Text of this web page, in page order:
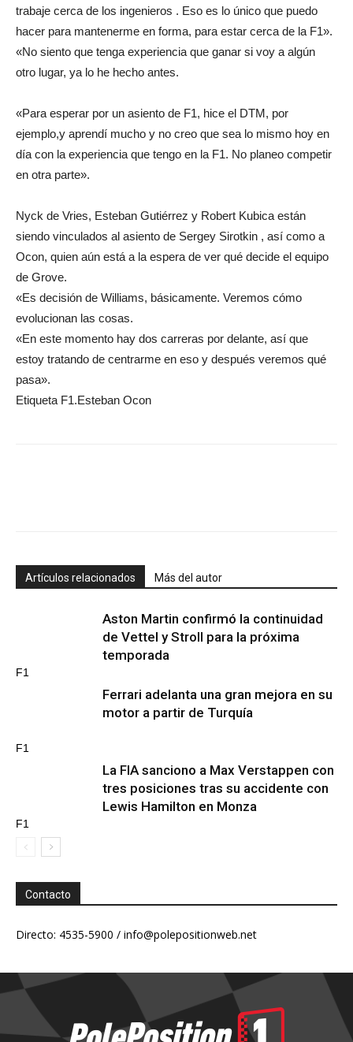
trabaje cerca de los ingenieros . Eso es lo único que puedo
hacer para mantenerme en forma, para estar cerca de la F1».
«No siento que tenga experiencia que ganar si voy a algún
otro lugar, ya lo he hecho antes.
«Para esperar por un asiento de F1, hice el DTM, por
ejemplo,y aprendí mucho y no creo que sea lo mismo hoy en
día con la experiencia que tengo en la F1. No planeo competir
en otra parte».
Nyck de Vries, Esteban Gutiérrez y Robert Kubica están
siendo vinculados al asiento de Sergey Sirotkin , así como a
Ocon, quien aún está a la espera de ver qué decide el equipo
de Grove.
«Es decisión de Williams, básicamente. Veremos cómo
evolucionan las cosas.
«En este momento hay dos carreras por delante, así que
estoy tratando de centrarme en eso y después veremos qué
pasa».
Etiqueta F1.Esteban Ocon
Artículos relacionados Más del autor
F1
Aston Martin confirmó la continuidad
de Vettel y Stroll para la próxima
temporada
F1
Ferrari adelanta una gran mejora en su
motor a partir de Turquía
F1
La FIA sanciono a Max Verstappen con
tres posiciones tras su accidente con
Lewis Hamilton en Monza
Contacto
Directo: 4535-5900 / info@polepositionweb.net